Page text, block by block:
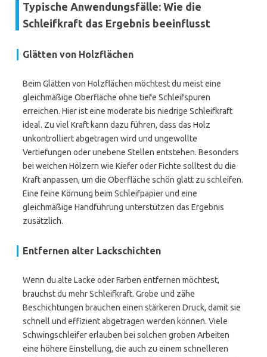
Typische Anwendungsfälle: Wie die
Schleifkraft das Ergebnis beeinflusst
Glätten von Holzflächen
Beim Glätten von Holzflächen möchtest du meist eine
gleichmäßige Oberfläche ohne tiefe Schleifspuren
erreichen. Hier ist eine moderate bis niedrige Schleifkraft
ideal. Zu viel Kraft kann dazu führen, dass das Holz
unkontrolliert abgetragen wird und ungewollte
Vertiefungen oder unebene Stellen entstehen. Besonders
bei weichen Hölzern wie Kiefer oder Fichte solltest du die
Kraft anpassen, um die Oberfläche schön glatt zu schleifen.
Eine feine Körnung beim Schleifpapier und eine
gleichmäßige Handführung unterstützen das Ergebnis
zusätzlich.
Entfernen alter Lackschichten
Wenn du alte Lacke oder Farben entfernen möchtest,
brauchst du mehr Schleifkraft. Grobe und zähe
Beschichtungen brauchen einen stärkeren Druck, damit sie
schnell und effizient abgetragen werden können. Viele
Schwingschleifer erlauben bei solchen groben Arbeiten
eine höhere Einstellung, die auch zu einem schnelleren